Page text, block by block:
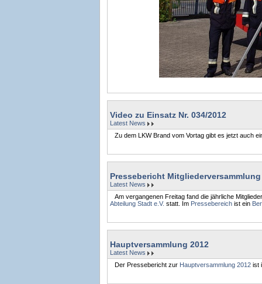
Video zu Einsatz Nr. 034/2012
Latest News
Zu dem LKW Brand vom Vortag gibt es jetzt auch
Pressebericht
Latest News
Am vergangenen Freitag fand die jährliche
Abteilung Stadt e.V. statt. Im Pressebereichist ein
Hauptversammlung 2012
Latest News
Der Pressebericht zur Hauptversammlung 2012ist